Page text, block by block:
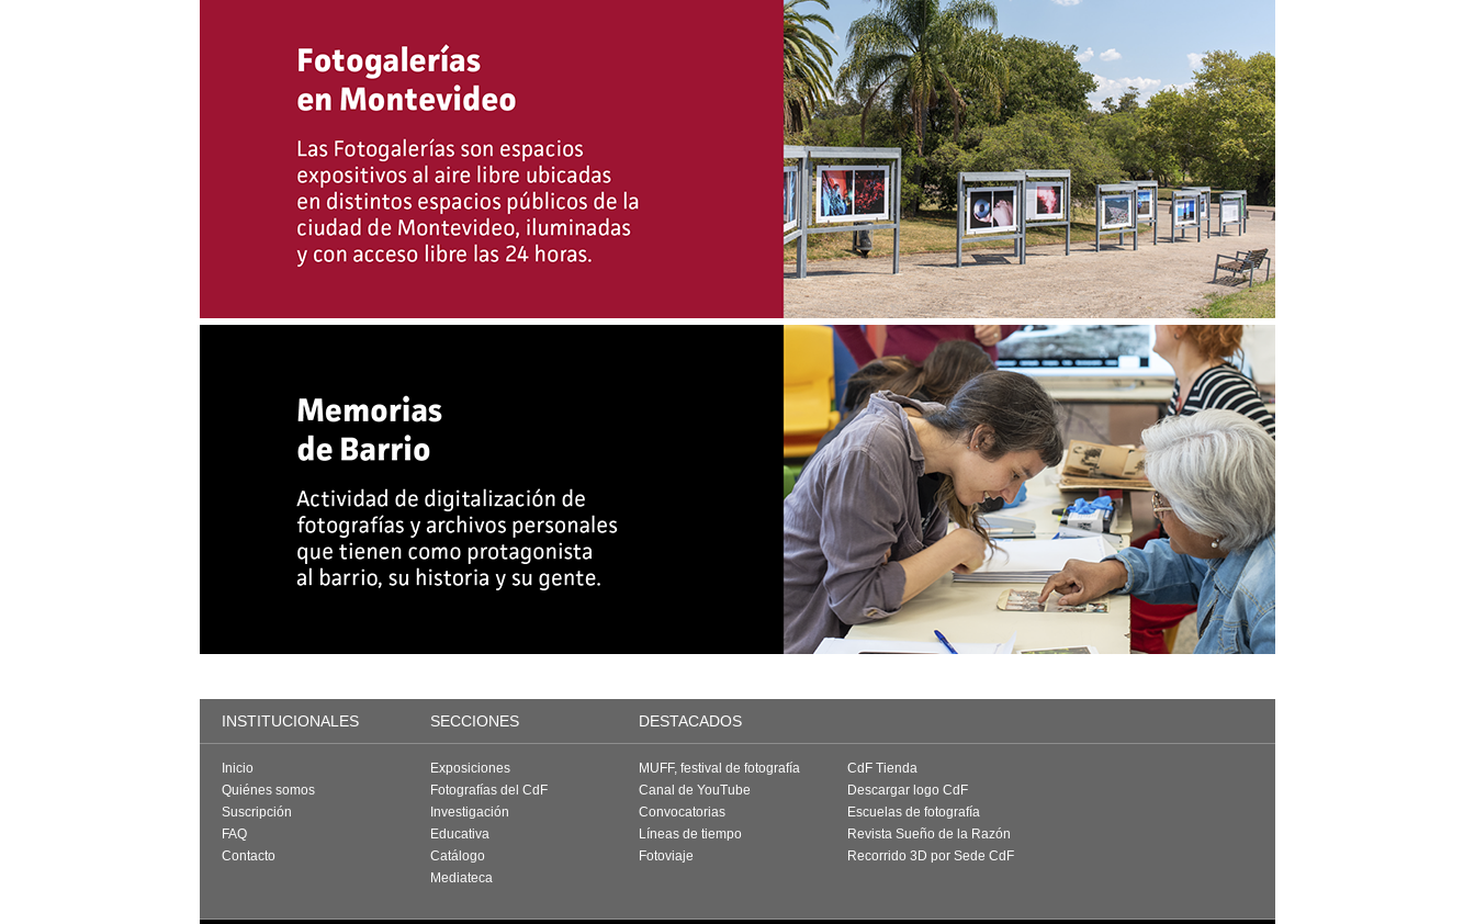
INSTITUCIONALES SECCIONES DESTACADOS
Inicio
Quiénes somos
Suscripción
FAQ
Contacto
Exposiciones
Fotografías del CdF
Investigación
Educativa
Catálogo
Mediateca
MUFF, festival de fotografía
Canal de YouTube
Convocatorias
Líneas de tiempo
Fotoviaje
CdF Tienda
Descargar logo CdF
Escuelas de fotografía
Revista Sueño de la Razón
Recorrido 3D por Sede CdF